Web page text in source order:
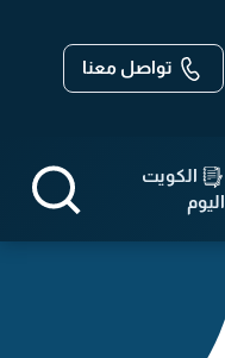
تواصل معنا
الكويت
اليوم